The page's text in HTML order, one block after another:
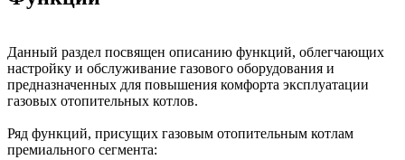
Данный раздел посвящен описанию функций, облегчающих
настройку и обслуживание газового оборудования и
предназначенных для повышения комфорта эксплуатации
газовых отопительных котлов.
Ряд функций, присущих газовым отопительным котлам
премиального сегмента: